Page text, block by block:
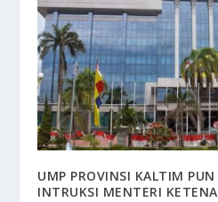
UMP PROVINSI KALTIM
INTRUKSI MENTERI